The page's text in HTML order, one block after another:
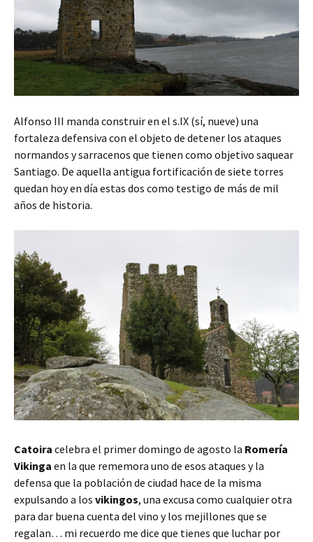
Alfonso III manda construir en el s.IX (sí, nueve) una
fortaleza defensiva con el objeto de detener los ataques
normandos y sarracenos que tienen como objetivo saquear
Santiago. De aquella antigua fortificación de siete torres
quedan hoy en día estas dos como testigo de más de mil
años de historia.
Catoira celebra el primer domingo de agosto la Romería
Vikinga en la que rememora uno de esos ataques y la
defensa que la población de ciudad hace de la misma
expulsando a los vikingos, una excusa como cualquier otra
para dar buena cuenta del vino y los mejillones que se
regalan… mi recuerdo me dice que tienes que luchar por